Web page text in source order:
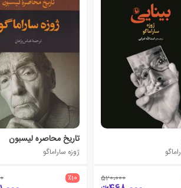
520،000
تاریخ محاصره لیسبون
ژوزه ساراماگو
٪10